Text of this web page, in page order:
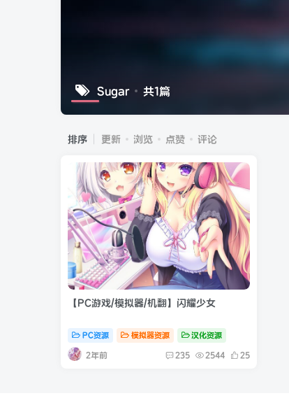
Sugar 共1篇
排序 更新 浏览 点赞 评论
【PC游戏/模拟器/机翻】闪耀少女
PC资源 模拟器资源 汉化资源
2年前 235 2544 25